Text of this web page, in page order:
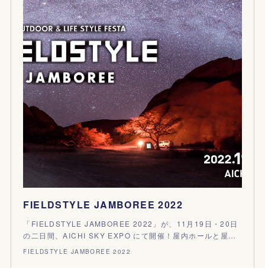
FIELDSTYLE JAMBOREE 2022
「FIELDSTYLE JAMBOREE 2022」が、11月19日・20日
の二日間、AICHI SKY EXPO にて開催！屋内ホールと屋…
FIELDSTYLE JAMBOREE 2022